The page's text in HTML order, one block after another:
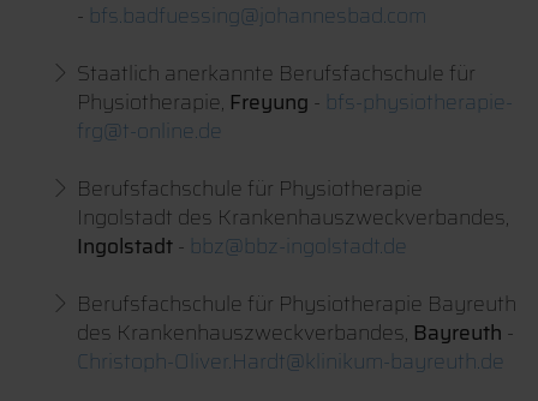
- bfs.badfuessing@johannesbad.com
Staatlich anerkannte Berufsfachschule für
Physiotherapie, Freyung - bfs-physiotherapie-
frg@t-online.de
Berufsfachschule für Physiotherapie
Ingolstadt des Krankenhauszweckverbandes,
Ingolstadt- bbz@bbz-ingolstadt.de
Berufsfachschule für Physiotherapie Bayreuth
des Krankenhauszweckverbandes, Bayreuth -
Christoph-Oliver.Hardt@klinikum-bayreuth.de